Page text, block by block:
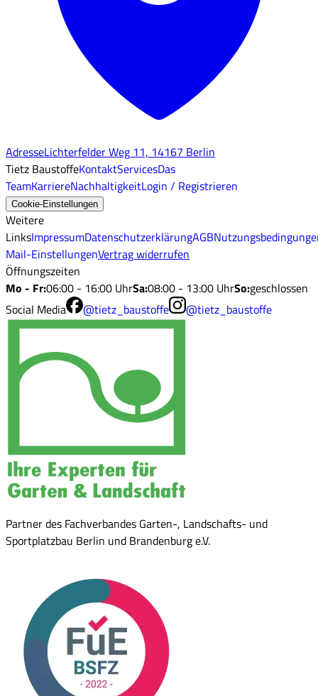
AdresseLichterfelder Weg 11, 14167 Berlin
Tietz BaustoffeKontaktServicesDas
TeamKarriereNachhaltigkeitLogin / Registrieren
Cookie-Einstellungen
Weitere
LinksImpressumDatenschutzerklärungAGB
Mail-EinstellungenVertrag widerrufen
Öffnungszeiten
Mo - Fr:06:00 - 16:00 UhrSa:08:00 - 13:00 UhrSo:geschlossen
Social Media
@tietz_baustoffe @tietz_baustoffe
Partner des Fachverbandes Garten-, Landschafts- und
Sportplatzbau Berlin und Brandenburg e.V.